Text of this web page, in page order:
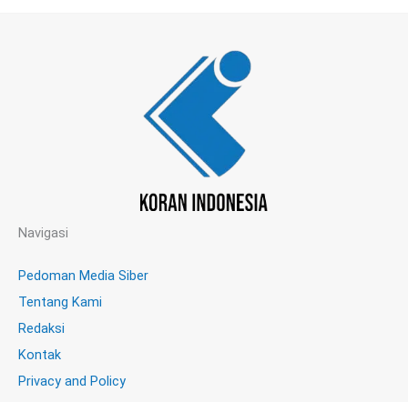
Navigasi
Pedoman Media Siber
Tentang Kami
Redaksi
Kontak
Privacy and Policy